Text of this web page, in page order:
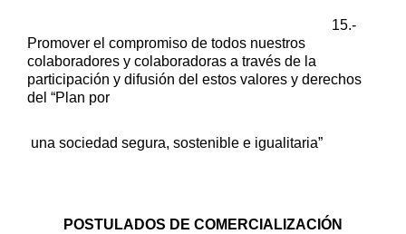
15.-
Promover el compromiso de todos nuestros
colaboradores y colaboradoras a través de la
participación y difusión del estos valores y derechos
del “Plan por
una sociedad segura, sostenible e igualitaria”
POSTULADOS DE COMERCIALIZACIÓN